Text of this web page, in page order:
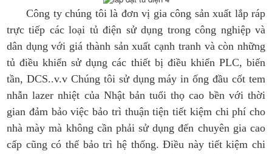
Công ty chúng tôi là đơn vị gia công sản xuất lắp ráp
trực tiếp các loại tủ điện sử dụng trong công nghiệp và
dân dụng với giá thành sản xuất cạnh tranh và còn những
tủ điều khiển sử dụng các thiết bị điều khiển PLC, biến
tần, DCS..v.v Chúng tôi sử dụng máy in ống đầu cốt tem
nhẫn lazer nhiệt của Nhật bản tuổi thọ cao bền với thời
gian đảm bảo việc bảo trì thuận tiện tiết kiệm chi phí cho
nhà mày mà không cần phải sử dụng đến chuyên gia cao
cấp cũng có thể bảo trì hệ thống. Điều này tiết kiệm chi